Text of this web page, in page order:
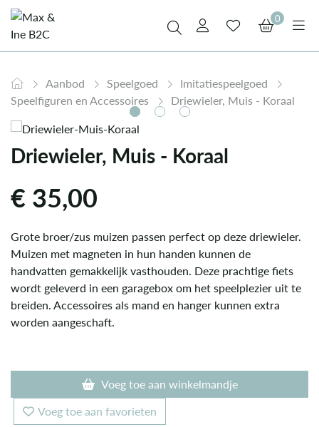
0
Aanbod Speelgoed
Imitatiespeelgoed
Speelfiguren en Accessoires
Driewieler, Muis - Koraal
Driewieler, Muis - Koraal
€35,00
Grote broer/zus muizen passen perfect op deze driewieler.
Muizen met magneten in hun handen kunnen de
handvatten gemakkelijk vasthouden. Deze prachtige fiets
wordt geleverd in een garagebox om het speelplezier uit te
breiden. Accessoires als mand en hanger kunnen extra
worden aangeschaft.
Voeg toe aan winkelmandje
Voeg toe aan favorieten